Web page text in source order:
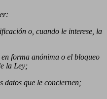
o, cuando le interese, la
forma anónima o el bloqueo
la Ley;
datos que le conciernen;